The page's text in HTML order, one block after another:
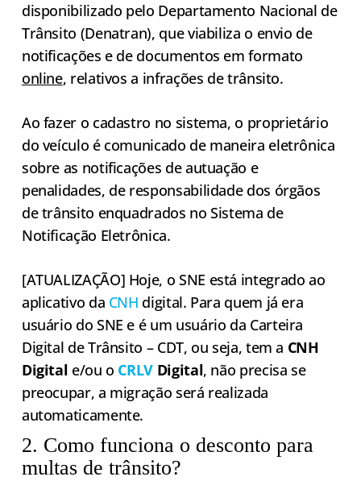
disponibilizado pelo Departamento Nacional de
Trânsito (Denatran), que viabiliza o envio de
notificações e de documentos em formato
online, relativos a infrações de trânsito.
Ao fazer o cadastro no sistema, o proprietário
do veículo é comunicado de maneira eletrônica
sobre as notificações de autuação e
penalidades, de responsabilidade dos órgãos
de trânsito enquadrados no Sistema de
Notificação Eletrônica.
[ATUALIZAÇÃO] Hoje, o SNE está integrado ao
aplicativo da CNH digital. Para quem já era
usuário do SNE e é um usuário da Carteira
Digital de Trânsito – CDT, ou seja, tem a CNH
Digital e/ou o CRLV Digital, não precisa se
preocupar, a migração será realizada
automaticamente.
2. Como funciona o desconto para
multas de trânsito?